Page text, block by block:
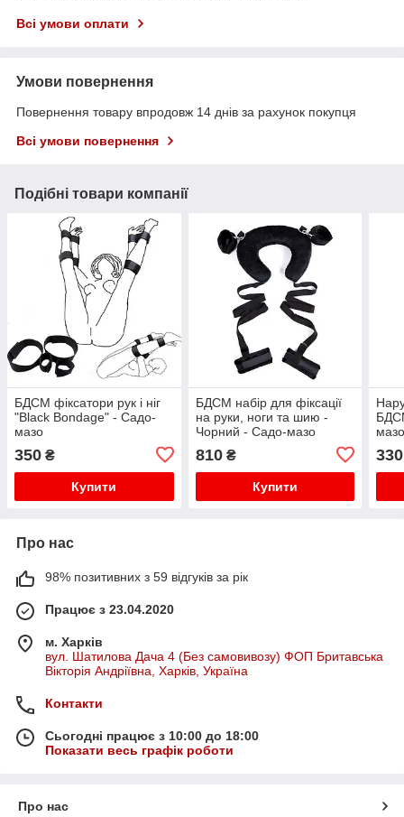
Всі умови оплати
Умови повернення
Повернення товару впродовж 14 днів за рахунок покупця
Всі умови повернення
Подібні товари компанії
БДСМ фіксатори рук і ніг
"Black Bondage" - Садо-
мазо
350 ₴
Купити
БДСМ набір для фіксації
на руки, ноги та шию -
Чорний - Садо-мазо
810₴
Купити
330
Про нас
98% позитивних з 59 відгуків за рік
Працює з 23.04.2020
м. Харків
вул. Шатилова Дача 4 (Без самовивозу) ФОП Бритавська
Вікторія Андріївна, Харків, Україна
Контакти
Сьогодні працює з 10:00 до 18:00
Показати весь графік роботи
Про нас